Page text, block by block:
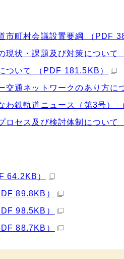
市町村会議設置要綱 （PDF
現状・課題及び対策について
ついて （PDF 181.5KB）
交通ネットワークのあり方に
わ鉄軌道ニュース（第3号）
ロセス及び検討体制について
64.2KB）
89.8KB）
98.5KB）
88.7KB）